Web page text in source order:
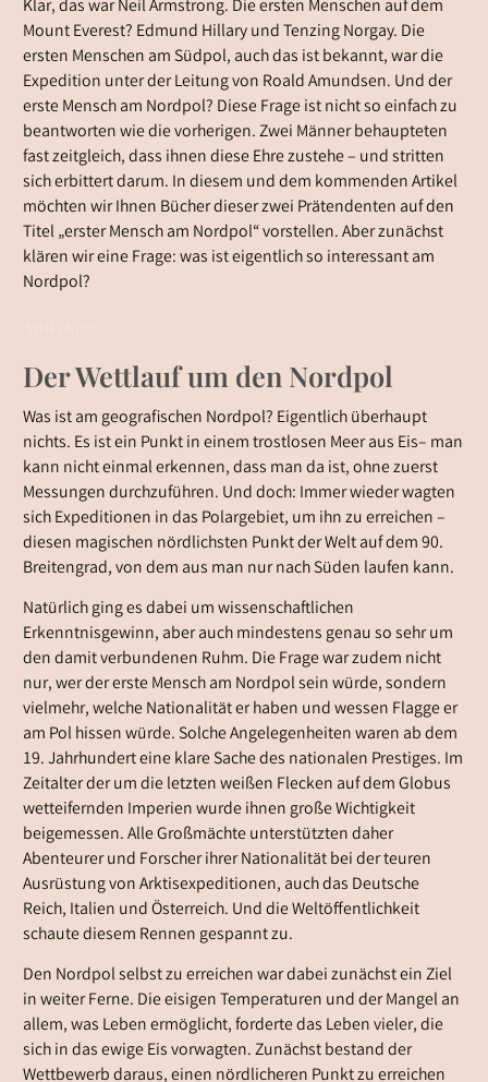
Klar, das war Neil Armstrong. Die ersten Menschen auf dem
Mount Everest? Edmund Hillary und Tenzing Norgay. Die
ersten Menschen am Südpol, auch das ist bekannt, war die
Expedition unter der Leitung von Roald Amundsen. Und der
erste Mensch am Nordpol? Diese Frage ist nicht so einfach zu
beantworten wie die vorherigen. Zwei Männer behaupteten
fast zeitgleich, dass ihnen diese Ehre zustehe – und stritten
sich erbittert darum. In diesem und dem kommenden Artikel
möchten wir Ihnen Bücher dieser zwei Prätendenten auf den
Titel „erster Mensch am Nordpol“ vorstellen. Aber zunächst
klären wir eine Frage: was ist eigentlich so interessant am
Nordpol?
Der Wettlauf um den Nordpol
Was ist am geografischen Nordpol? Eigentlich überhaupt
nichts. Es ist ein Punkt in einem trostlosen Meer aus Eis– man
kann nicht einmal erkennen, dass man da ist, ohne zuerst
Messungen durchzuführen. Und doch: Immer wieder wagten
sich Expeditionen in das Polargebiet, um ihn zu erreichen –
diesen magischen nördlichsten Punkt der Welt auf dem 90.
Breitengrad, von dem aus man nur nach Süden laufen kann.
Natürlich ging es dabei um wissenschaftlichen
Erkenntnisgewinn, aber auch mindestens genau so sehr um
den damit verbundenen Ruhm. Die Frage war zudem nicht
nur, wer der erste Mensch am Nordpol sein würde, sondern
vielmehr, welche Nationalität er haben und wessen Flagge er
am Pol hissen würde. Solche Angelegenheiten waren ab dem
19. Jahrhundert eine klare Sache des nationalen Prestiges. Im
Zeitalter der um die letzten weißen Flecken auf dem Globus
wetteifernden Imperien wurde ihnen große Wichtigkeit
beigemessen. Alle Großmächte unterstützten daher
Abenteurer und Forscher ihrer Nationalität bei der teuren
Ausrüstung von Arktisexpeditionen, auch das Deutsche
Reich, Italien und Österreich. Und die Weltöffentlichkeit
schaute diesem Rennen gespannt zu.
Den Nordpol selbst zu erreichen war dabei zunächst ein Ziel
in weiter Ferne. Die eisigen Temperaturen und der Mangel an
allem, was Leben ermöglicht, forderte das Leben vieler, die
sich in das ewige Eis vorwagten. Zunächst bestand der
Wettbewerb daraus, einen nördlicheren Punkt zu erreichen